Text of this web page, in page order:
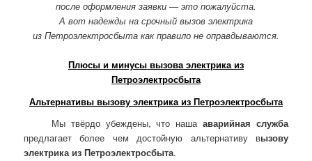
после оформления заявки — это пожалуйста.
А вот надежды на срочный вызов электрика
из Петроэлектросбыта как правило не оправдываются.
Плюсы и минусы вызова электрика из
Петроэлектросбыта
Альтернативы вызову электрика из Петроэлектросбыта
Мы твёрдо убеждены, что нашааварийная служба
предлагает более чем достойную альтернативу вызову
электрика из Петроэлектросбыта.